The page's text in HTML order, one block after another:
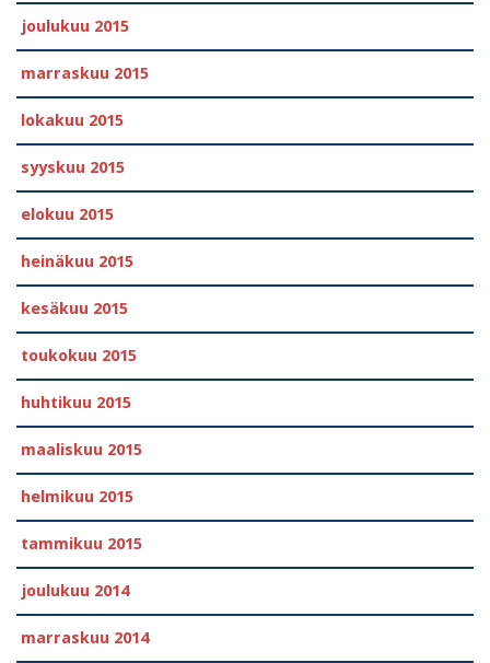
joulukuu 2015
marraskuu 2015
lokakuu 2015
syyskuu 2015
elokuu 2015
heinäkuu 2015
kesäkuu 2015
toukokuu 2015
huhtikuu 2015
maaliskuu 2015
helmikuu 2015
tammikuu 2015
joulukuu 2014
marraskuu 2014